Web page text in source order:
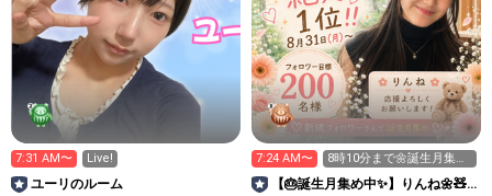
7:31 AM〜 Live!
ユーリのルーム
7:24 AM〜
8時10分まで🌼誕生月集め
てます🧸
【🎂誕生月集め中✨】りんね🌼🧸